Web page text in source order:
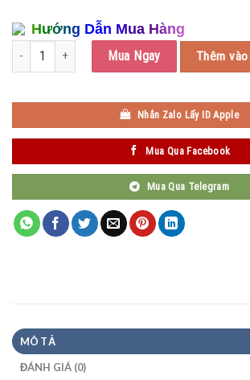
Hướng Dẫn Mua Hàng
Garena số lượng Mua Ngay Thêm
Nhắn Zalo Lấy ID Apple
Mua Qua Facebook
Mua Qua Telegram
MÔ TẢ
ĐÁNH GIÁ (0)